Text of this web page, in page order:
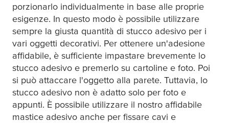
porzionarlo individualmente in base alle proprie
esigenze. In questo modo è possibile utilizzare
sempre la giusta quantità di stucco adesivo per i
vari oggetti decorativi. Per ottenere un'adesione
affidabile, è sufficiente impastare brevemente lo
stucco adesivo e premerlo su cartoline e foto. Poi
si può attaccare l'oggetto alla parete. Tuttavia, lo
stucco adesivo non è adatto solo per foto e
appunti. È possibile utilizzare il nostro affidabile
mastice adesivo anche per fissare cavi e